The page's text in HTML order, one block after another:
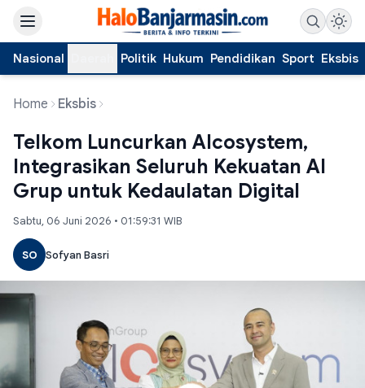
Nasional Politik Hukum Pendidikan Sport Eksbis
Home Eksbis
Telkom Luncurkan AIcosystem,
Integrasikan Seluruh Kekuatan AI
Grup untuk Kedaulatan Digital
Sabtu, 06 Juni 2026 • 01:59:31 WIB
SO Sofyan Basri